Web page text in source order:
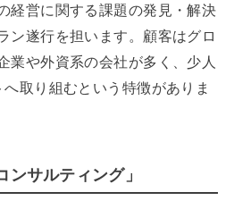
経営に関する課題の発見・解決
ン遂行を担います。顧客はグロ
業や外資系の会社が多く、少人
取り組むという特徴がありま
サルティング」